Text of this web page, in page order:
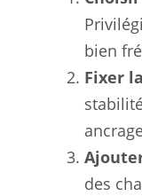
bien
Fixer
des